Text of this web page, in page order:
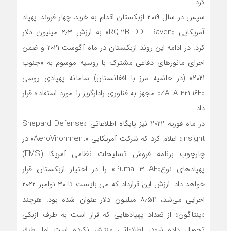
سپس در سال ۲۰۱۹ ازبکستان اقدام به خرید چهار فروند پهپاد
آمریکایی «RQ-11B DDL Raven» به ارزش ۲٫۳ میلیون دلار
کرد. در ادامه این روند ازبکستان در ماه آگوست ۲۰۲۱ و ضمن
اجرای مانورهای دفاعی مشترک با روسیه موسوم به «جنوب
۲۰۲۱» (در حاشیه مرز با افغانستان) سامانه پهپادی روسی
«ZALA 421-16E» مجهز به فناوری رادارگریز را مورد استفاده قرار
داد.
در ماه فوریه ۲۰۲۲ نیز پایگاه اطلاعاتی «Shepard Defense
Insight» اعلام کرد که شرکت آمریکایی «AeroVironment» در
چارچوب برنامه فروش تسلیحات نظامی آمریکا (FMS)
پهپادهای نوع«Puma 3 AE» را در اختیار ازبکستان قرار
خواهد داد. ارزش این قرارداد که می بایست تا ۳۰ نوامبر ۲۰۲۲
اجرایی می‌شد، ۸٫۵۴ میلیون دلار عنوان شده بود. هرچند
«پنتاگون» از تعداد پهپادهایی که قرار است به طرف ازبکی